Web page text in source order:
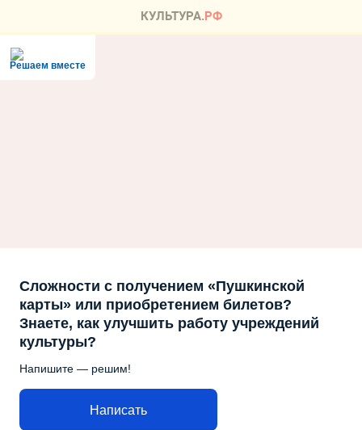
Решаем вместе
Сложности с получением «Пушкинской
карты» или приобретением билетов?
Знаете, как улучшить работу учреждений
культуры?
Напишите — решим!
Написать